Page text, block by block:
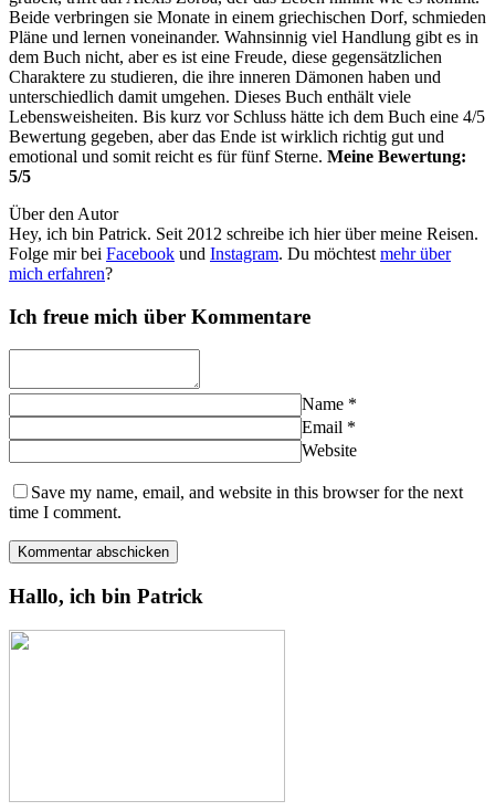
Beide verbringen sie Monate in einem griechischen Dorf, schmieden
Pläne und lernen voneinander. Wahnsinnig viel Handlung gibt es in
dem Buch nicht, aber es ist eine Freude, diese gegensätzlichen
Charaktere zu studieren, die ihre inneren Dämonen haben und
unterschiedlich damit umgehen. Dieses Buch enthält viele
Lebensweisheiten. Bis kurz vor Schluss hätte ich dem Buch eine 4/5
Bewertung gegeben, aber das Ende ist wirklich richtig gut und
emotional und somit reicht es für fünf Sterne. Meine Bewertung:
5/5
Über den Autor
Hey, ich bin Patrick. Seit 2012 schreibe ich hier über meine Reisen.
Folge mir bei Facebook und Instagram. Du möchtest mehr über
mich erfahren?
Ich freue mich über Kommentare
Name *
Email *
Website
Save my name, email, and website in this browser for the next
time I comment.
Hallo, ich bin Patrick